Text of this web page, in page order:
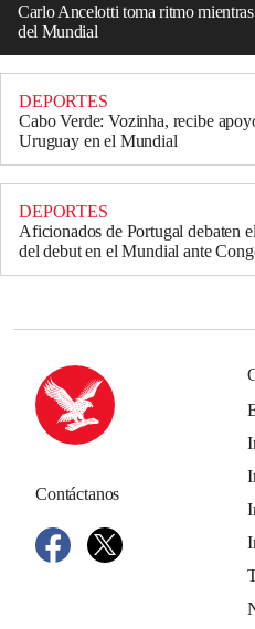
Carlo Ancelotti toma ritmo
del Mundial
DEPORTES
Cabo Verde: Vozinha, recibe
Uruguay en el Mundial
DEPORTES
Aficionados de Portugal debaten
del debut en el Mundial ante
Contáctanos